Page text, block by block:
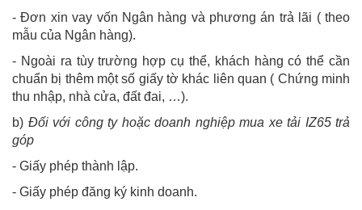
- Đơn xin vay vốn Ngân hàng và phương án trả lãi ( theo
mẫu của Ngân hàng).
- Ngoài ra tùy trường hợp cụ thể, khách hàng có thể cần
chuẩn bị thêm một số giấy tờ khác liên quan ( Chứng minh
thu nhập, nhà cửa, đất đai, …).
b) Đối với công ty hoặc doanh nghiệp mua xe tải IZ65 trả
góp
- Giấy phép thành lập.
- Giấy phép đăng ký kinh doanh.